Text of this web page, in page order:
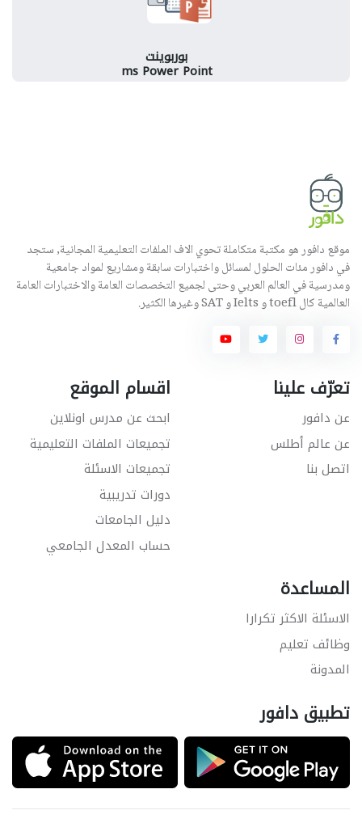
بوربوينت
ms Power Point
موقع دافور هو مكتبة متكاملة تحوي الاف الملفات التعليمية المجانية, ستجد
في دافور مئات الحلول لمسائل واختبارات سابقة ومشاريع لمواد جامعية
ومدرسية في العالم العربي وحتى لجميع التخصصات العامة والاختبارات العامة
العالمية كال toefl و Ielts و SAT وغيرها الكثير.
تعرّف علينا
عن دافور
عن عالم أطلس
اتصل بنا
اقسام الموقع
ابحث عن مدرس اونلاين
تجميعات الملفات التعليمية
تجميعات الاسئلة
دورات تدريبية
دليل الجامعات
حساب المعدل الجامعي
المساعدة
الاسئلة الاكثر تكرارا
وظائف تعليم
المدونة
تطبيق دافور